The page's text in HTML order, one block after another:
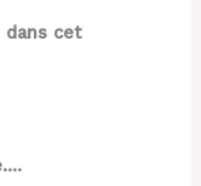
dans cet